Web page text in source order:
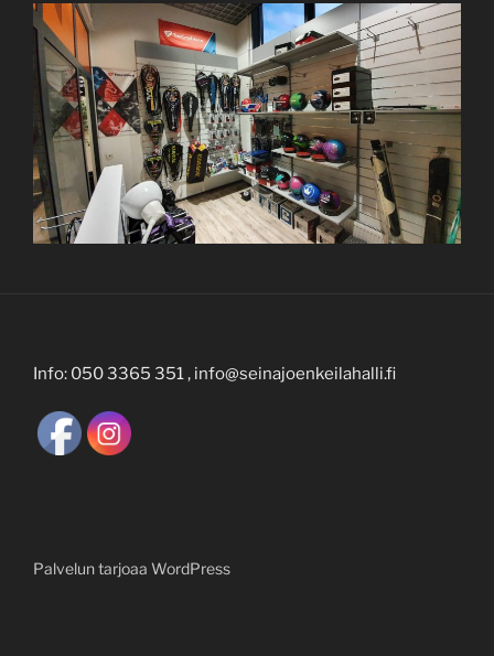
Info: 050 3365 351 , info@seinajoenkeilahalli.fi
Palvelun tarjoaa WordPress